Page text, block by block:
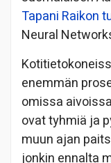
Tapani Raikon
Neural
enemmän
omissa
ovat tyhmiä ja
muun ajan
jonkin ennalta